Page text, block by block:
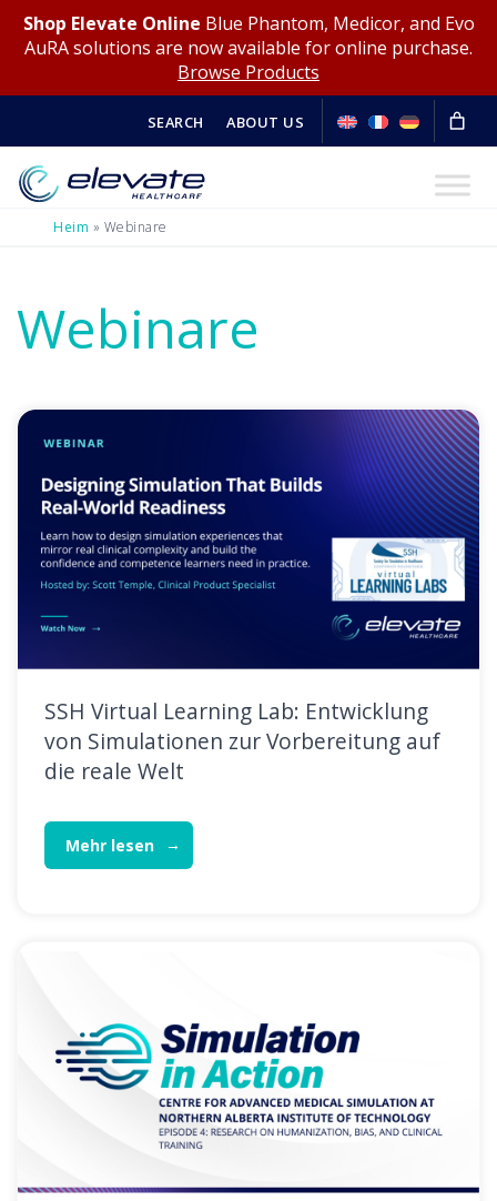
Shop Elevate Online Blue Phantom, Medicor, and Evo
AuRA solutions are now available for online purchase.
Browse Products
SEARCH ABOUT US
Heim » Webinare
Webinare
SSH Virtual Learning Lab: Entwicklung
von Simulationen zur Vorbereitung auf
die reale Welt
Mehr lesen